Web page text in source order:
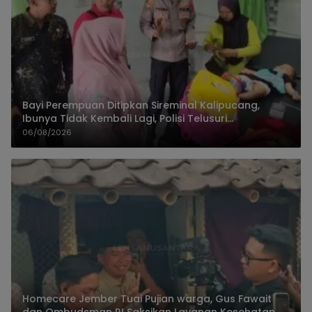
Bayi Perempuan Ditipkan Sireminal Kalipucang,
Ibunya Tidak Kembali Lagi, Polisi Telusuri
Keberadaan Orang Tua
06/08/2026
Homecare Jember Tuai Pujian warga, Gus Fawait